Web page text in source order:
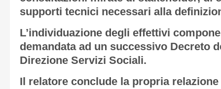
supporti tecnici necessari alla
L’individuazione degli effettivi
demandata ad un successivo Decreto
Direzione Servizi Sociali.
Il relatore conclude la propria